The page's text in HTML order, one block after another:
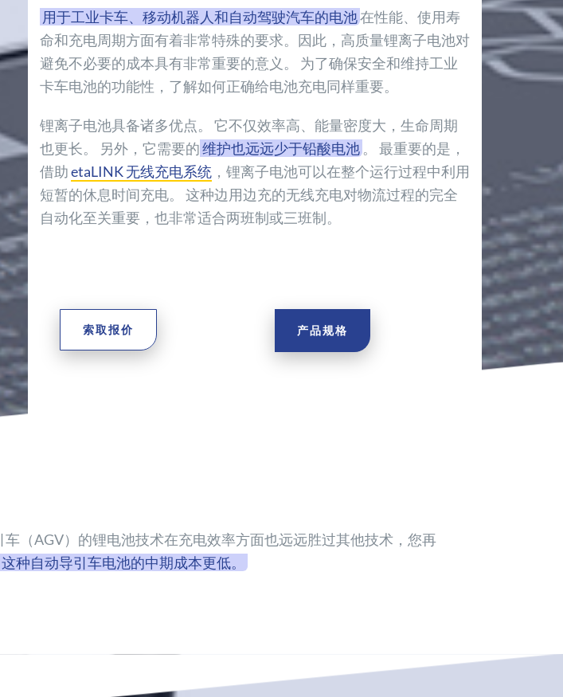
用于工业卡车、移动机器人和自动驾驶汽车的电池在性能、使用寿
命和充电周期方面有着非常特殊的要求。因此，高质量锂离子电池对
避免不必要的成本具有非常重要的意义。 为了确保安全和维持工业
卡车电池的功能性，了解如何正确给电池充电同样重要。
锂离子电池具备诸多优点。 它不仅效率高、能量密度大，生命周期
也更长。 另外，它需要的维护也远远少于铅酸电池 。 最重要的是，
借助etaLINK 无线充电系统 ，锂离子电池可以在整个运行过程中利用
短暂的休息时间充电。 这种边用边充的无线充电对物流过程的完全
自动化至关重要，也非常适合两班制或三班制。
索取报价 产品规格
（AGV）的锂电池技术在充电效率方面也远远胜过其他技术，您再
种自动导引车电池的中期成本更低。